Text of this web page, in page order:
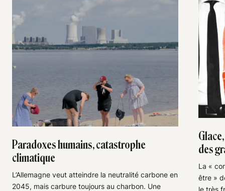
Paradoxes humains, catastrophe
climatique
L’Allemagne veut atteindre la neutralité carbone en
2045, mais carbure toujours au charbon. Une
des
La «
être »